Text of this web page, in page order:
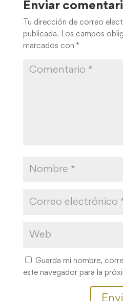
Enviar
Tu dirección de correo
publicada. Los campos
marcados con *
Guarda mi nombre,
este navegador para la